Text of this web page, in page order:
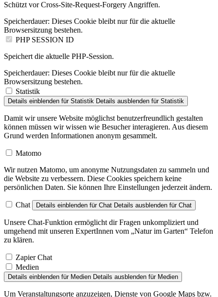
Schützt vor Cross-Site-Request-Forgery Angriffen.
Speicherdauer: Dieses Cookie bleibt nur für die aktuelle
Browsersitzung bestehen.
PHP SESSION ID
Speichert die aktuelle PHP-Session.
Speicherdauer: Dieses Cookie bleibt nur für die aktuelle
Browsersitzung bestehen.
Statistik
Details einblenden für Statistik Details ausblenden für Statistik
Damit wir unsere Website möglichst benutzerfreundlich gestalten
können müssen wir wissen wie Besucher interagieren. Aus diesem
Grund werden Informationen anonym gesammelt.
Matomo
Wir nutzen Matomo, um anonyme Nutzungsdaten zu sammeln und
die Website zu verbessern. Diese Cookies speichern keine
persönlichen Daten. Sie können Ihre Einstellungen jederzeit ändern.
Chat Details einblenden für Chat Details ausblenden für Chat
Unsere Chat-Funktion ermöglicht dir Fragen unkompliziert und
umgehend mit unseren ExpertInnen vom „Natur im Garten“ Telefon
zu klären.
Zapier Chat
Medien
Details einblenden für Medien Details ausblenden für Medien
Um Veranstaltungsorte anzuzeigen, Dienste von Google Maps bzw.